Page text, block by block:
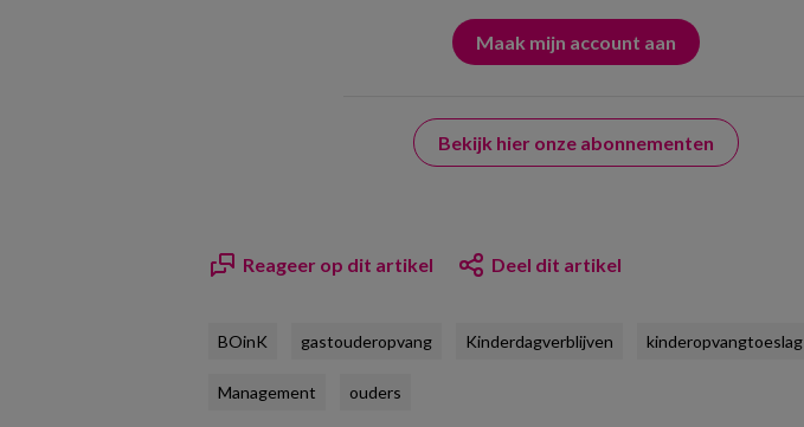
Bekijk hier onze abonnementen
Reageer op dit artikel Deel dit artikel
BOinK gastouderopvang Kinderdagverblijven kinderopvangtoeslag
Management ouders